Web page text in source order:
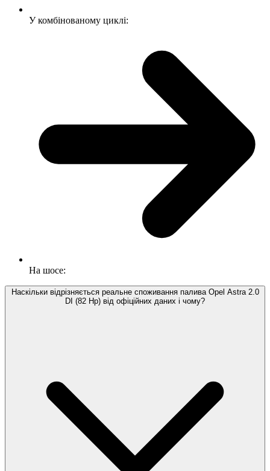
У комбінованому циклі:
На шосе:
Наскільки відрізняється реальне споживання палива Opel Astra 2.0
DI (82 Hp) від офіційних даних і чому?